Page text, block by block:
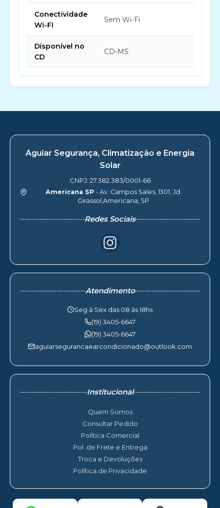
Conectividade
Wi-FI
Sem Wi-Fi
Disponível no
CD
CD-MS
Aguiar Segurança, Climatização e Energia
Solar
CNPJ: 27.382.383/0001-66
Americana SP - Av. Campos Sales, 1301, Jd.
Girassol,Americana, SP
Redes Sociais
Atendimento
Seg à Sex das 08 às 18hs
(19) 3405-6647
(19) 3405-6647
aguiarsegurancaearcondicionado@outlook.com
Institucional
Quem Somos
Consultar Pedido
Política Comercial
Pol. de Frete e Entrega
Troca e Devoluções
Política de Privacidade